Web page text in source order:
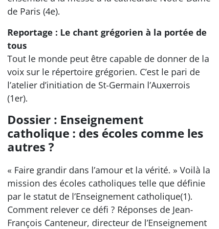
de Paris (4e).
Reportage : Le chant grégorien à la portée de
tous
Tout le monde peut être capable de donner de la
voix sur le répertoire grégorien. C’est le pari de
l’atelier d’initiation de St-Germain l’Auxerrois
(1er).
Dossier : Enseignement
catholique : des écoles comme les
autres ?
« Faire grandir dans l’amour et la vérité. » Voilà la
mission des écoles catholiques telle que définie
par le statut de l’Enseignement catholique(1).
Comment relever ce défi ? Réponses de Jean-
François Canteneur, directeur de l’Enseignement